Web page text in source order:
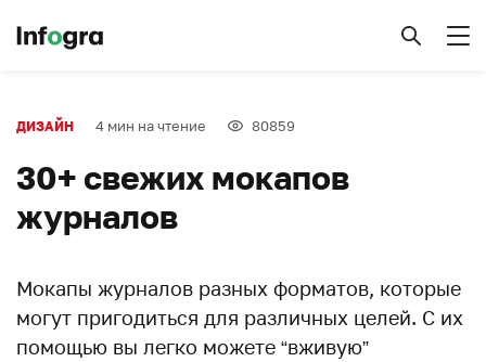
ДИЗАЙН 4 мин на чтение 80859
30+ свежих мокапов
журналов
Мокапы журналов разных форматов, которые
могут пригодиться для различных целей. С их
помощью вы легко можете “вживую”